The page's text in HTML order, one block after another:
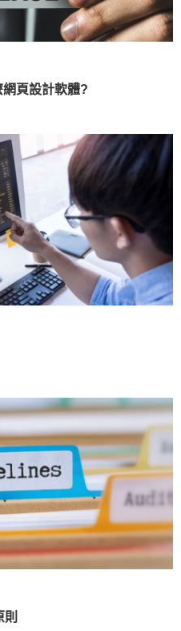
頁設計軟體?